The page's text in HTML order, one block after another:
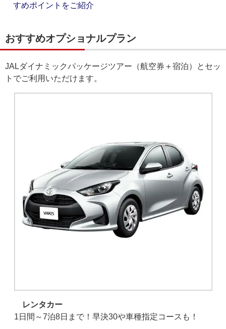
すめポイントをご紹介
おすすめオプショナルプラン
JALダイナミックパッケージツアー（航空券＋宿泊）とセッ
トでご利用いただけます。
レンタカー
1日間～7泊8日まで！早決30や車種指定コースも！